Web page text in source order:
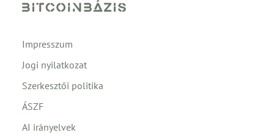
Impresszum
Jogi nyilatkozat
Szerkesztői politika
ÁSZF
AI irányelvek